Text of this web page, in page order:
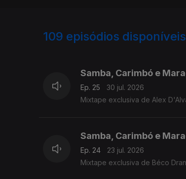
109 episódios disponíveis
Samba, Carimbó e
Ep. 25
30 jul. 2026
Mixtape exclusiva de Alex
Samba, Carimbó e
Ep. 24
23 jul. 2026
Mixtape exclusiva de Béco